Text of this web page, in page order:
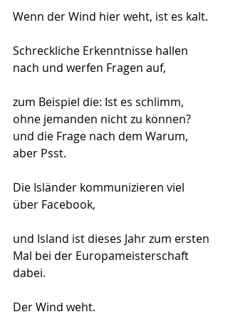
Wenn der Wind hier weht, ist es kalt.
Schreckliche Erkenntnisse hallen
nach und werfen Fragen auf,
zum Beispiel die: Ist es schlimm,
ohne jemanden nicht zu können?
und die Frage nach dem Warum,
aber Psst.
Die Isländer kommunizieren viel
über Facebook,
und Island ist dieses Jahr zum ersten
Mal bei der Europameisterschaft
dabei.
Der Wind weht.